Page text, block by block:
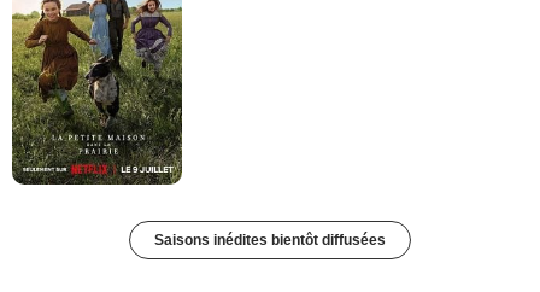
Saisons inédites bientôt diffusées